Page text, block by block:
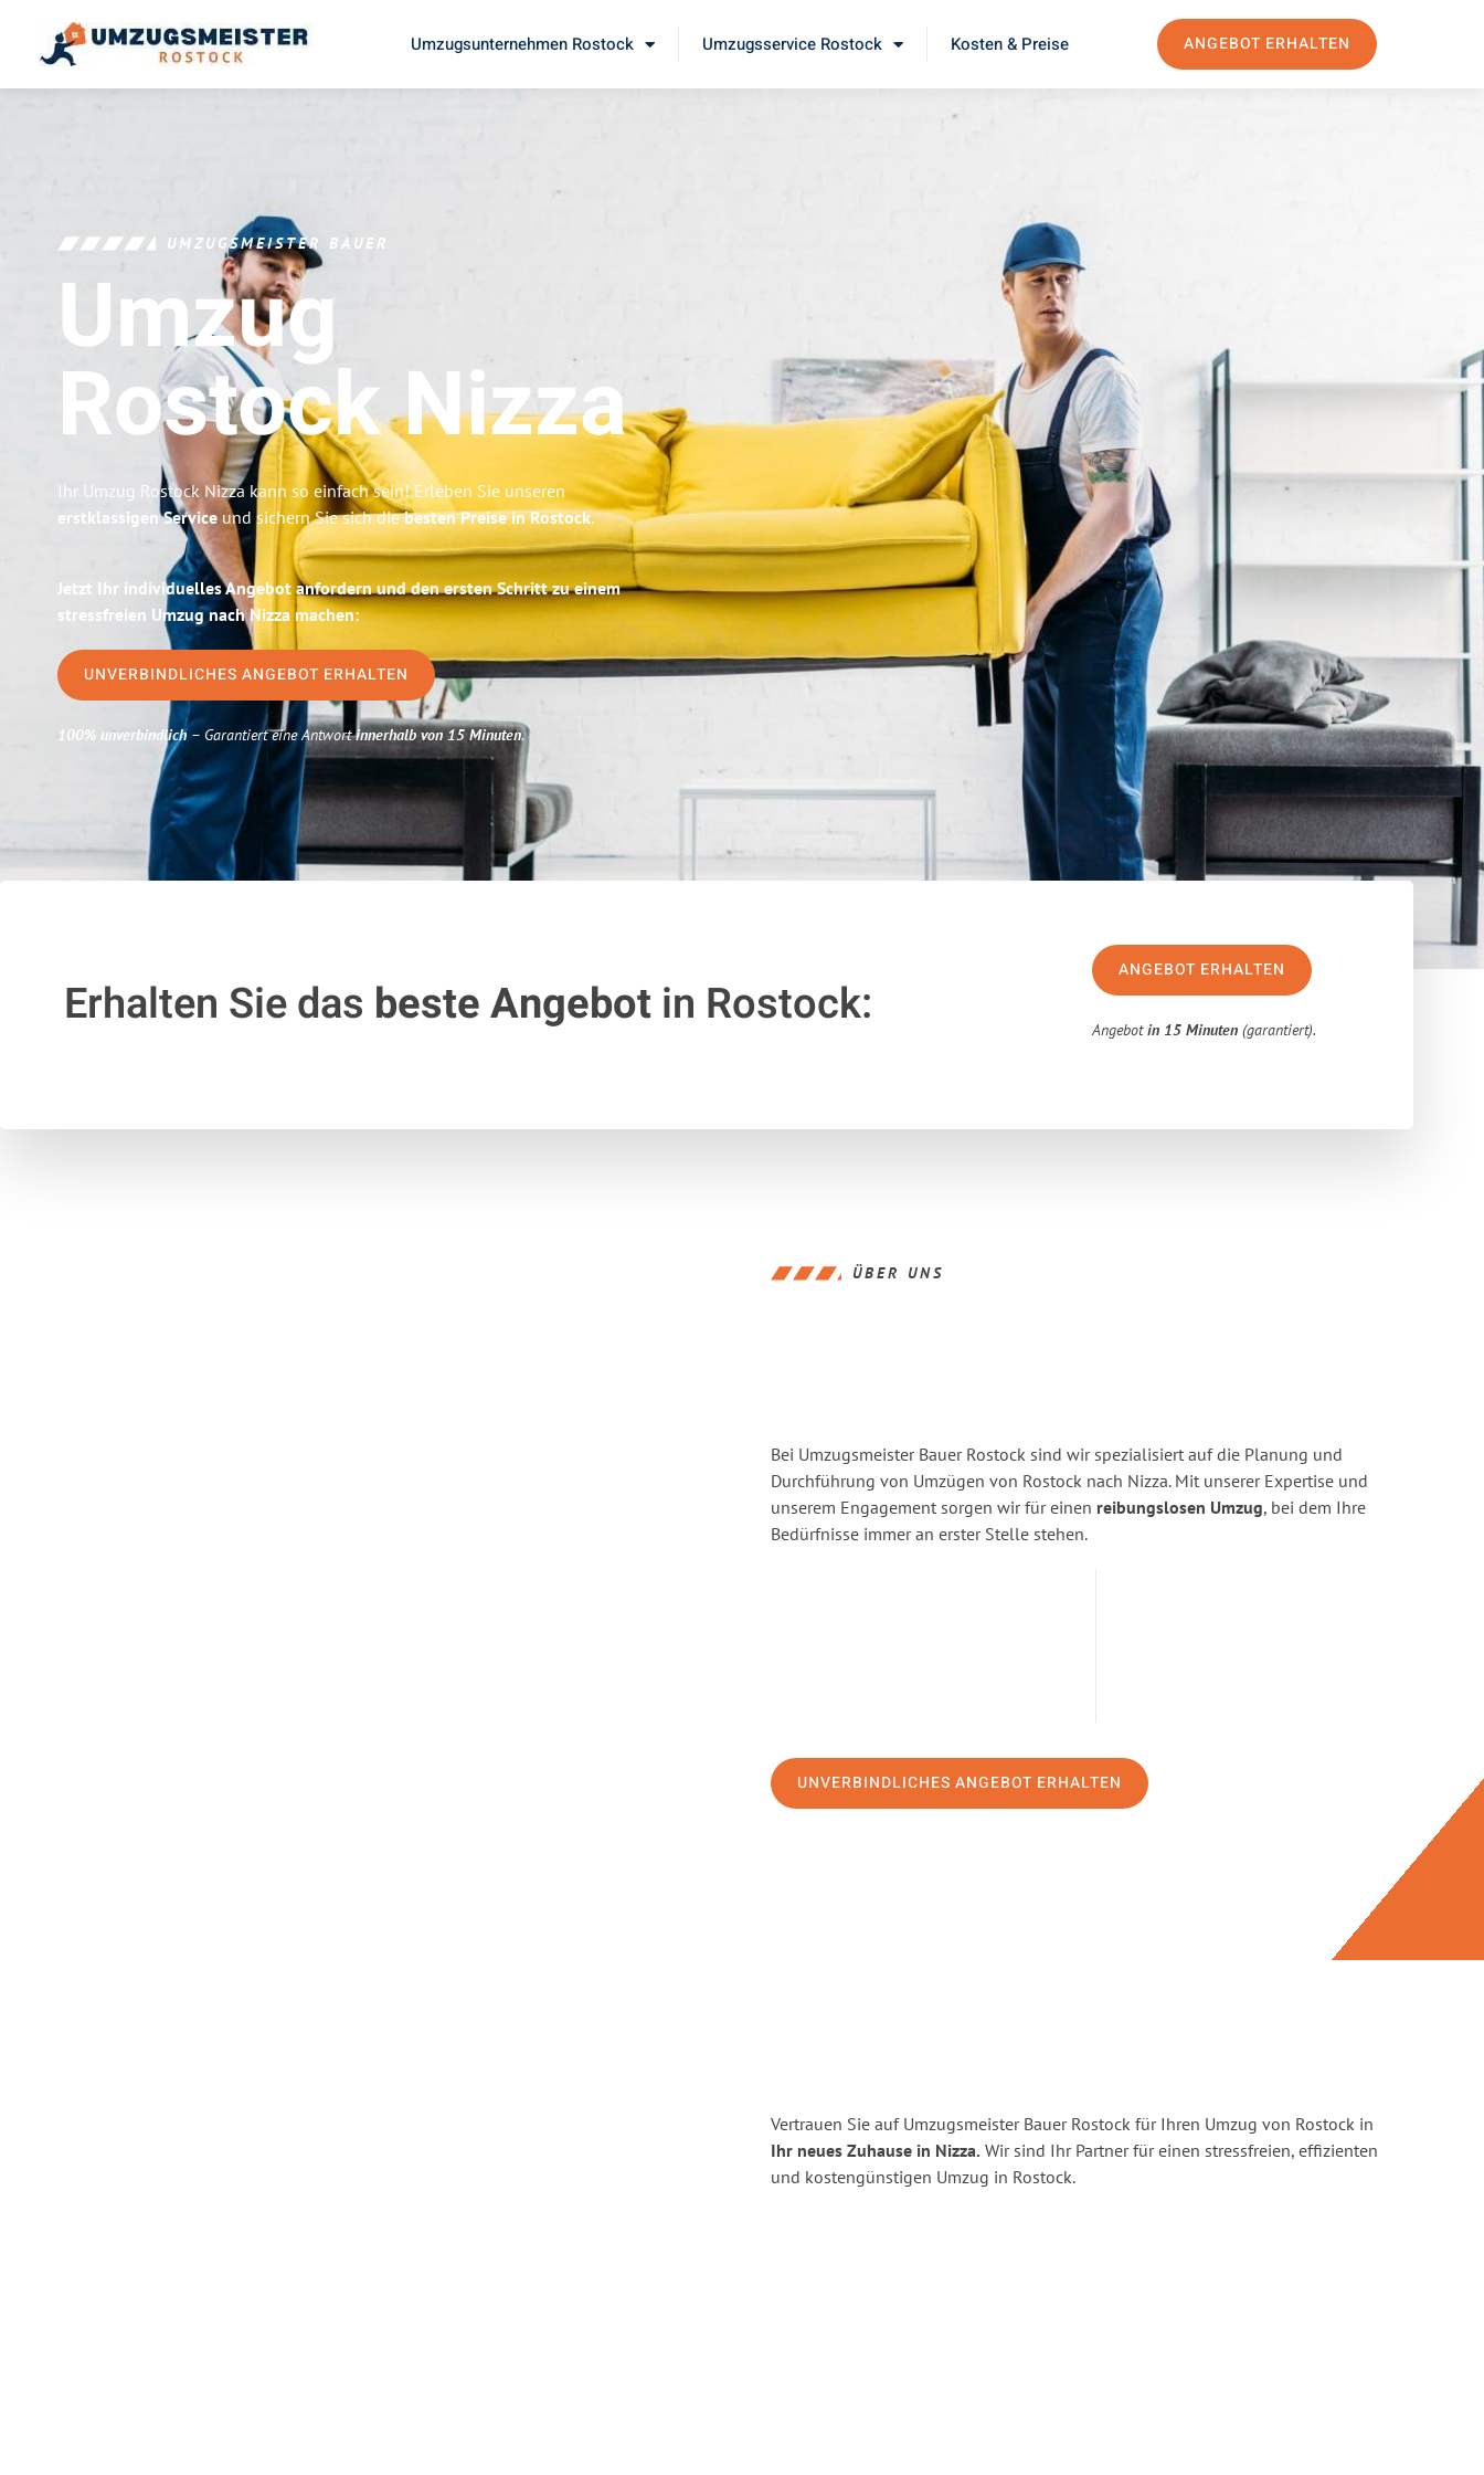
Umzugsunternehmen Rostock Umzugsservice Rostock Kosten & Preise ANGEBOT ERHALTEN
UMZUGSMEISTER BAUER
Umzug
RostockNizza
Ihr Umzug Rostock Nizza kann so einfach sein! Erleben Sie unseren
erstklassigen Service und sichern Sie sich diebesten Preise in Rostock.
Jetzt Ihr individuelles Angebot anfordern und den ersten Schritt zu einem
stressfreien Umzug nach Nizza machen:
UNVERBINDLICHES ANGEBOT ERHALTEN
100% unverbindlich– Garantiert eine Antwortinnerhalb von 15 Minuten.
Erhalten Sie das beste Angebotin Rostock:
ANGEBOT ERHALTEN
Angebotin 15 Minuten (garantiert).
ÜBER UNS
Bei Umzugsmeister Bauer Rostock sind wir spezialisiert auf die Planung und
Durchführung von Umzügen von Rostock nach Nizza. Mit unserer Expertise und
unserem Engagement sorgen wir für einen reibungslosen Umzug, bei dem Ihre
Bedürfnisse immer an erster Stelle stehen.
UNVERBINDLICHES ANGEBOT ERHALTEN
Vertrauen Sie auf Umzugsmeister Bauer Rostock für Ihren Umzug von Rostock in
Ihr neues Zuhause in Nizza. Wir sind Ihr Partner für einen stressfreien, effizienten
und kostengünstigen Umzug in Rostock.